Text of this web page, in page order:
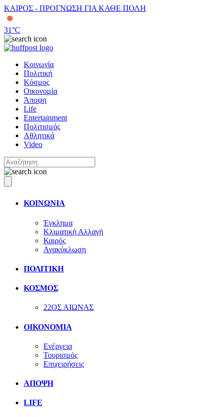
ΚΑΙΡΟΣ - ΠΡΟΓΝΩΣΗ ΓΙΑ ΚΑΘΕ ΠΟΛΗ
31°C
Κοινωνία
Πολιτική
Κόσμος
Οικονομία
Άποψη
Life
Entertainment
Πολιτισμός
Αθλητικά
Video
ΚΟΙΝΩΝΙΑ
Έγκλημα
Κλιματική Αλλαγή
Καιρός
Ανακύκλωση
ΠΟΛΙΤΙΚΗ
ΚΟΣΜΟΣ
22ΟΣ ΑΙΩΝΑΣ
ΟΙΚΟΝΟΜΙΑ
Ενέργεια
Τουρισμός
Επιχειρήσεις
ΑΠΟΨΗ
LIFE